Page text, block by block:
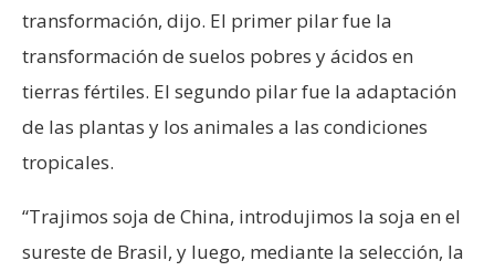
transformación, dijo. El primer pilar fue la
transformación de suelos pobres y ácidos en
tierras fértiles. El segundo pilar fue la adaptación
de las plantas y los animales a las condiciones
tropicales.
“Trajimos soja de China, introdujimos la soja en el
sureste de Brasil, y luego, mediante la selección, la